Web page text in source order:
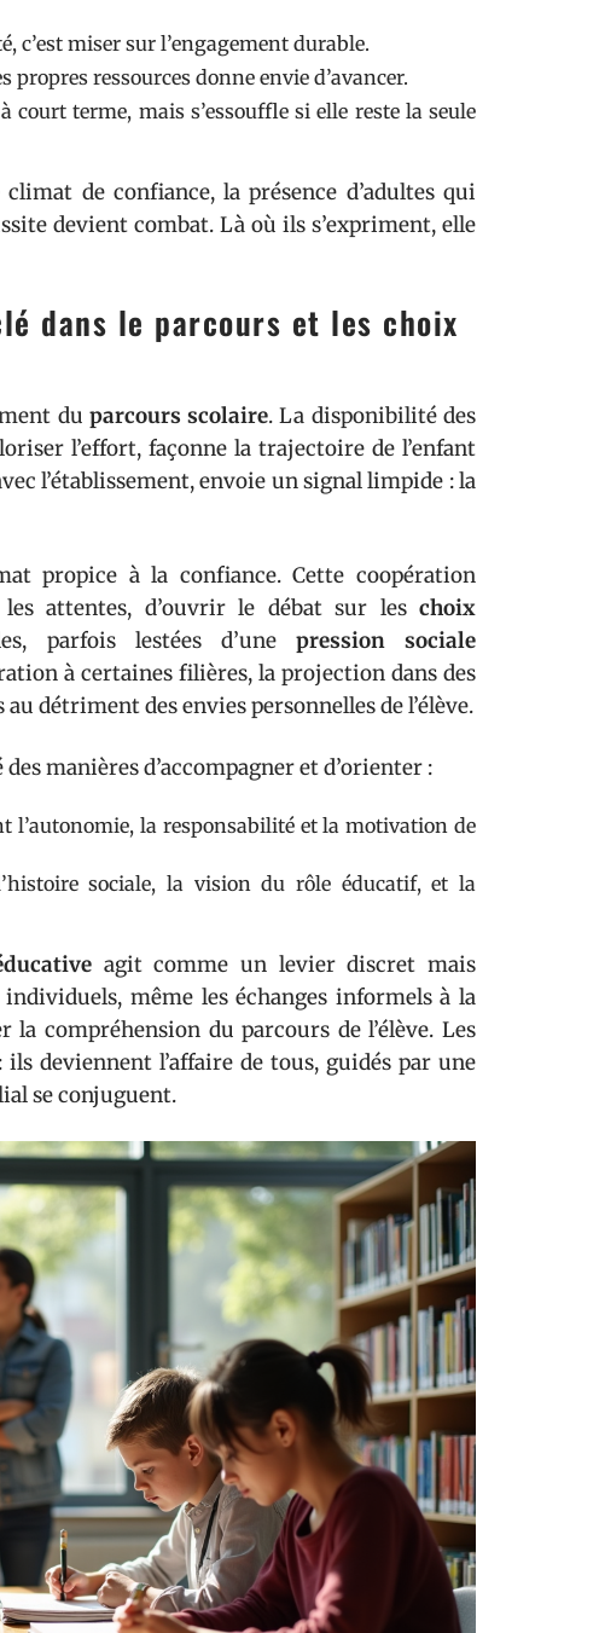
c’est miser sur l’engagement durable.
propres ressources donne envie d’avancer.
court terme, mais s’essouffle si elle reste la seule
de confiance, la présence d’adultes qui
devient combat. Là où ils s’expriment, elle
dans le parcours et les choix
du parcours scolaire. La disponibilité des
l’effort, façonne la trajectoire de l’enfant
l’établissement, envoie un signal limpide : la
propice à la confiance. Cette coopération
attentes, d’ouvrir le débat sur les choix
parfois lestées d’une pression sociale
à certaines filières, la projection dans des
détriment des envies personnelles de l’élève.
manières d’accompagner et d’orienter :
l’autonomie, la responsabilité et la motivation de
sociale, la vision du rôle éducatif, et la
agit comme un levier discret mais
même les échanges informels à la
la compréhension du parcours de l’élève. Les
deviennent l’affaire de tous, guidés par une
se conjuguent.